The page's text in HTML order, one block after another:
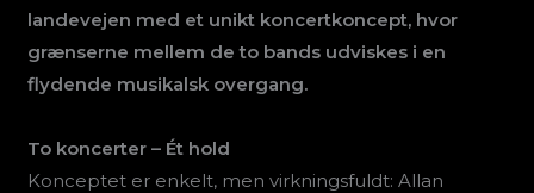
landevejen med et unikt koncertkoncept, hvor
grænserne mellem de to bands udviskes i en
flydende musikalsk overgang.
To koncerter – Ét hold
Konceptet er enkelt, men virkningsfuldt: Allan